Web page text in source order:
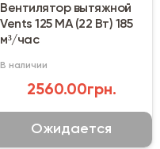
Вентилятор вытяжной
Vents 125 МА (22 Вт) 185
м³/час
В наличии
2560.00грн.
Ожидается